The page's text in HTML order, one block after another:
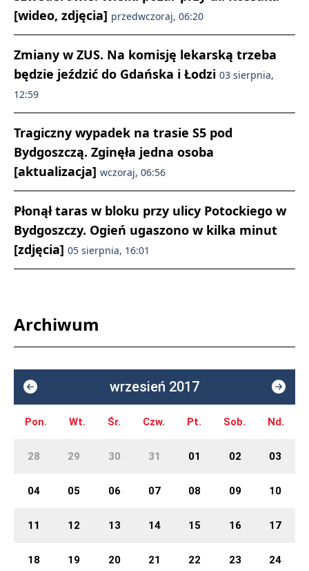
[wideo, zdjęcia] przedwczoraj, 06:20
Zmiany w ZUS. Na komisję lekarską trzeba
będzie jeździć do Gdańska i Łodzi 03 sierpnia,
12:59
Tragiczny wypadek na trasie S5 pod
Bydgoszczą. Zginęła jedna osoba
[aktualizacja] wczoraj, 06:56
Płonął taras w bloku przy ulicy Potockiego w
Bydgoszczy. Ogień ugaszono w kilka minut
[zdjęcia] 05 sierpnia, 16:01
Archiwum
wrzesień 2017
Pon. Wt. Śr. Czw. Pt. Sob. Nd.
28 29 30 31 01 02 03
04 05 06 07 08 09 10
11 12 13 14 15 16 17
18 19 20 21 22 23 24